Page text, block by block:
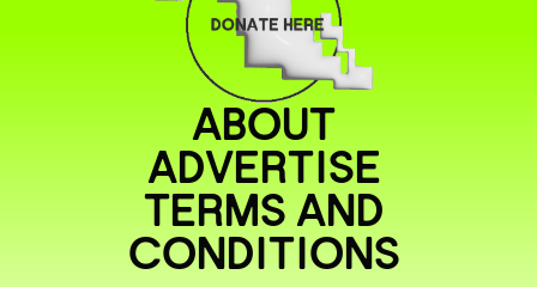
ABOUT
ADVERTISE
TERMS AND
CONDITIONS